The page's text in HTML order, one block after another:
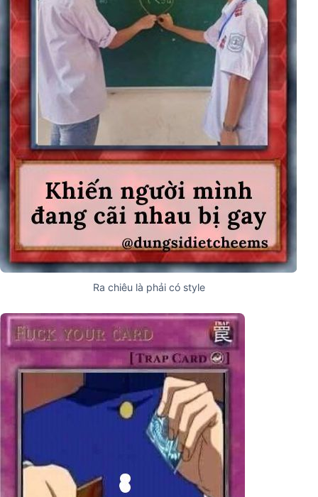
Ra chiêu là phải có style